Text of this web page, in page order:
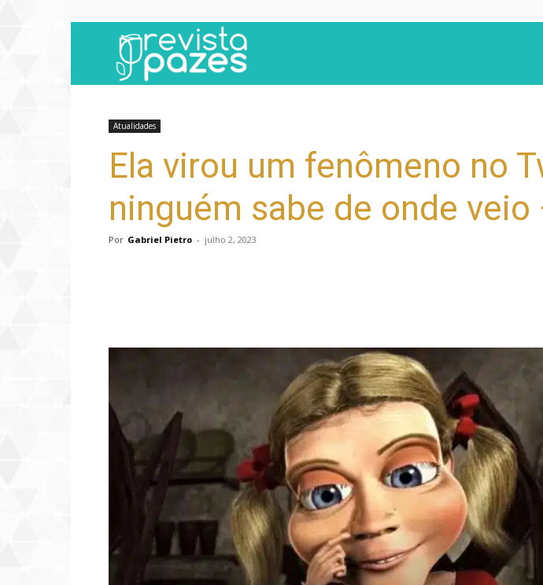
Atualidades
Ela virou um fenômeno no
ninguém sabe de onde
Por Gabriel Pietro - julho 2, 2023